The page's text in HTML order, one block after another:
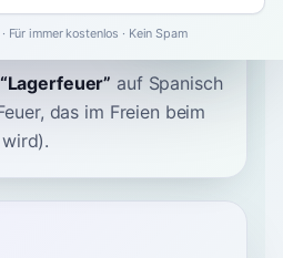
“Lagerfeuer” auf Spanisch
das im Freien beim
Für immer kostenlos · Kein Spam